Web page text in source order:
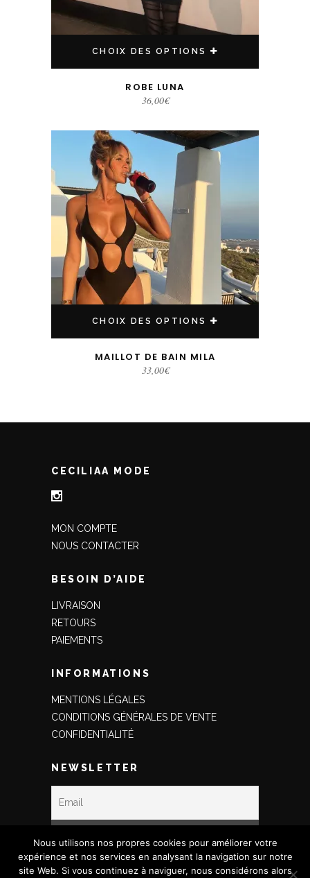
CHOIX DES OPTIONS
ROBE LUNA
36,00€
CHOIX DES OPTIONS
Ce produit a plusieurs variations. Les options peuvent être choisies sur la page du produit
MAILLOT DE BAIN MILA
33,00€
CECILIAA MODE
MON COMPTE
NOUS CONTACTER
BESOIN D’AIDE
LIVRAISON
RETOURS
PAIEMENTS
INFORMATIONS
MENTIONS LÉGALES
CONDITIONS GÉNÉRALES DE VENTE
CONFIDENTIALITÉ
NEWSLETTER
Nous utilisons nos propres cookies pour améliorer votre
expérience et nos services en analysant la navigation sur notre
site Web. Si vous continuez à naviguer, nous considérons alors